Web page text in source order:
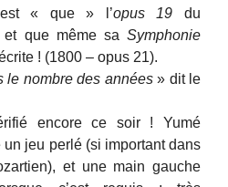
« que » l’opus 19 du
et que même sa Symphonie
! (1800 – opus 21).
le nombre des années» dit le
encore ce soir ! Yumé
jeu perlé (si important dans
et une main gauche